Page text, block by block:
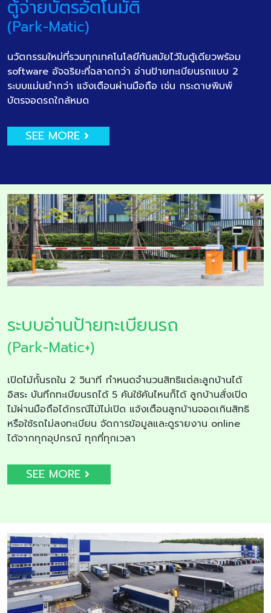
ตู้จ่ายบัตรอัตโนมัติ
(Park-Matic)
นวัตกรรมใหม่ที่รวมทุกเทคโนโลยีทันสมัยไว้ในตู้เดียวพร้อม
software อัจฉริยะที่ฉลาดกว่า อ่านป้ายทะเบียนรถแบบ 2
ระบบแม่นยำกว่า แจ้งเตือนผ่านมือถือ เช่น กระดาษพิมพ์
บัตรจอดรถใกล้หมด
SEE MORE
ระบบอ่านป้ายทะเบียนรถ
(Park-Matic+)
เปิดไม้กั้นรถใน 2 วินาที กำหนดจำนวนสิทธิแต่ละลูกบ้านได้
อิสระ บันทึกทะเบียนรถได้ 5 คันใช้คันไหนก็ได้ ลูกบ้านสั่งเปิด
ไม้ผ่านมือถือได้กรณีไม้ไม่เปิด แจ้งเตือนลูกบ้านจอดเกินสิทธิ
หรือใช้รถไม่ลงทะเบียน จัดการข้อมูลและดูรายงาน online
ได้จากทุกอุปกรณ์ ทุกที่ทุกเวลา
SEE MORE